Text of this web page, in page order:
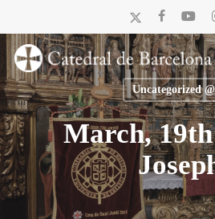
to
main
content
x-
twitter
facebookyoutube
Uncategorized
March,